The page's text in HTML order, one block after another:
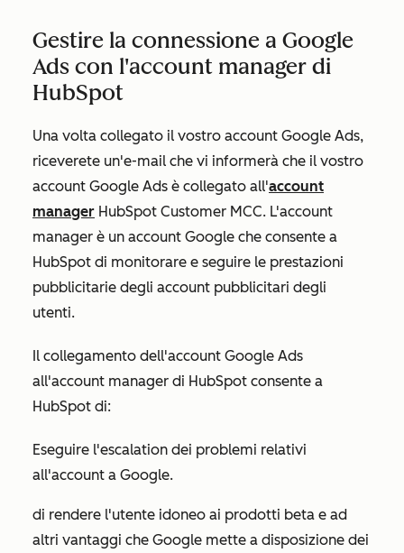
Gestire la connessione a Google
Ads con l'account manager di
HubSpot
Una volta collegato il vostro account Google Ads,
riceverete un'e-mail che vi informerà che il vostro
account Google Ads è collegato all'account
manager HubSpot Customer MCC. L'account
manager è un account Google che consente a
HubSpot di monitorare e seguire le prestazioni
pubblicitarie degli account pubblicitari degli
utenti.
Il collegamento dell'account Google Ads
all'account manager di HubSpot consente a
HubSpot di:
Eseguire l'escalation dei problemi relativi
all'account a Google.
di rendere l'utente idoneo ai prodotti beta e ad
altri vantaggi che Google mette a disposizione dei